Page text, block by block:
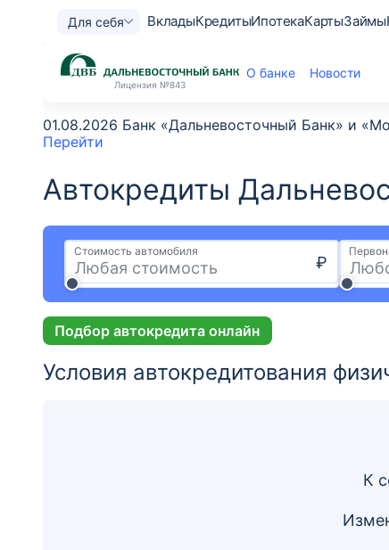
Для себя ВкладыКредитыИпотекаКартыЗаймы
Лицензия №843
О банке Новости
01.08.2026 Банк «Дальневосточный Банк» и
Перейти
Автокредиты
Стоимость автомобиля
₽
Подбор автокредита онлайн
Условия автокредитования
К